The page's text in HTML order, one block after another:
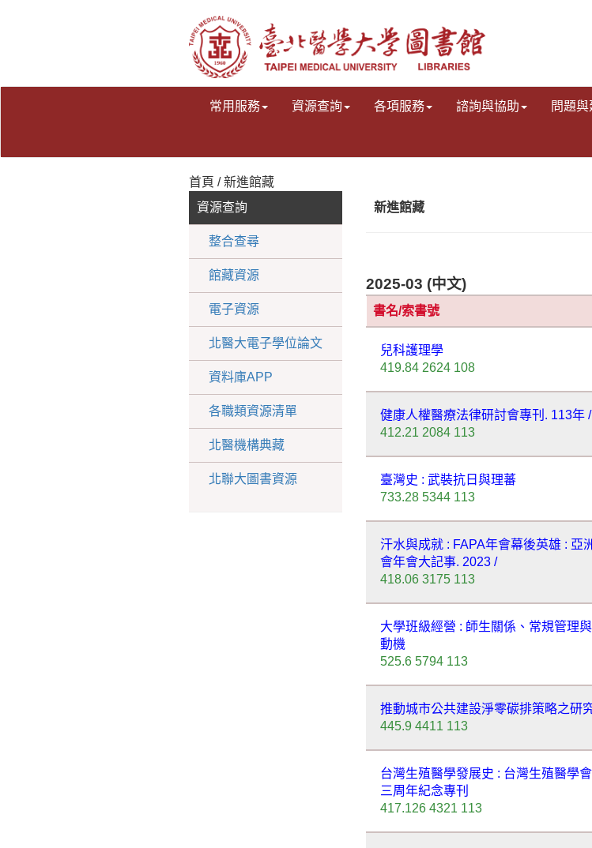
常用服務 資源查詢 各項服務 諮詢與協助 問題與
首頁 / 新進館藏
資源查詢
整合查尋
館藏資源
電子資源
北醫大電子學位論文
資料庫APP
各職類資源清單
北醫機構典藏
北聯大圖書資源
新進館藏
2025-03 (中文)
書名/索書號
兒科護理學
419.84 2624 108
健康人權醫療法律研討會專刊. 113年 /
412.21 2084 113
臺灣史 : 武裝抗日與理蕃
733.28 5344 113
汗水與成就 : FAPA年會幕後英雄 : 亞
會年會大記事. 2023 /
418.06 3175 113
大學班級經營 : 師生關係、常規管理
動機
525.6 5794 113
推動城市公共建設淨零碳排策略之研
445.9 4411 113
台灣生殖醫學發展史 : 台灣生殖醫學
三周年紀念專刊
417.126 4321 113